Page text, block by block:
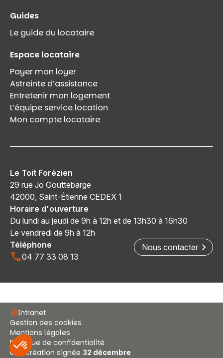
Guides
Le guide du locataire
Espace locataire
Payer mon loyer
Astreinte d’assistance
Entretenir mon logement
L’équipe service location
Mon compte locataire
Le Toit Forézien
29 rue Jo Gouttebarge
42000, Saint-Étienne CEDEX 1
Horaire d'ouverture
Du lundi au jeudi de 9h à 12h et de 13h30 à 16h30
Le vendredi de 9h à 12h
Téléphone
04 77 33 08 13
Nous contacter
Intranet
Gestion des cookies
Mentions légales
Politique de confidentialité
Une création signée 32 décembre